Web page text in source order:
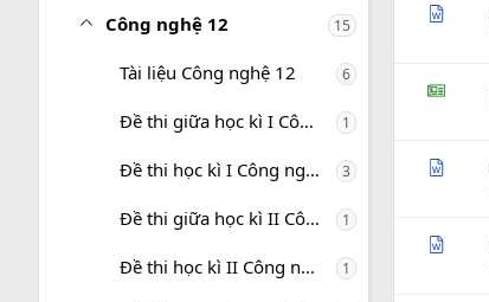
Công nghệ 12 15
Tài liệu Công nghệ 12 6
Đề thi giữa học kì I Công nghệ 12 1
Đề thi học kì I Công nghệ 12 3
Đề thi giữa học kì II Công nghệ 12 1
Đề thi học kì II Công nghệ 12 1